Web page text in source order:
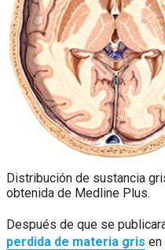
Distribución de sustancia
obtenida de Medline Plus.
Después de que se
perdida de materia gris en